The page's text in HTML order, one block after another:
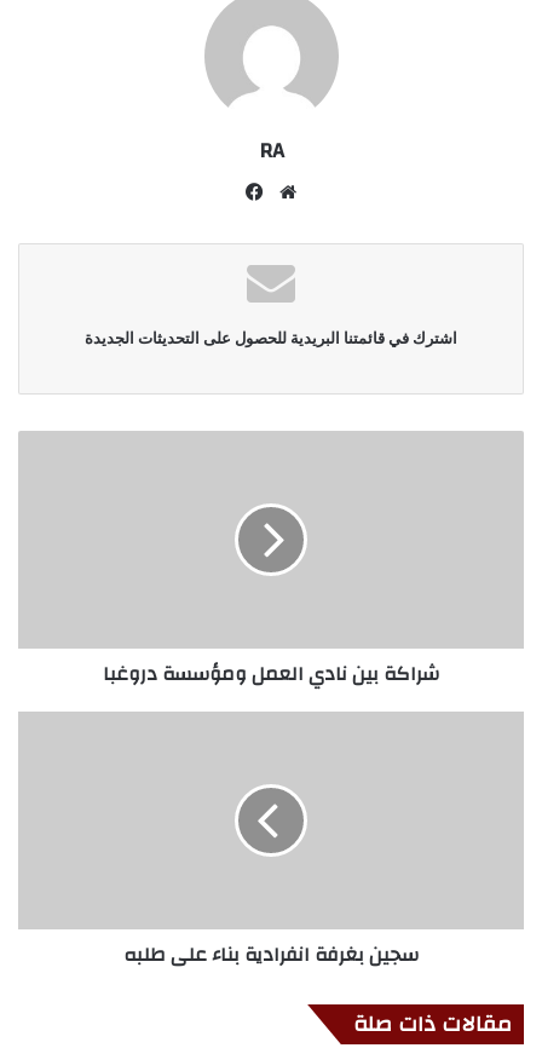
RA
موقع
اشترك في قائمتنا البريدية للحصول على التحديثات الجديدة
شراكة بين نادي العمل ومؤسسة دروغبا
سجين بغرفة انفرادية بناء على طلبه
مقالات ذات صلة